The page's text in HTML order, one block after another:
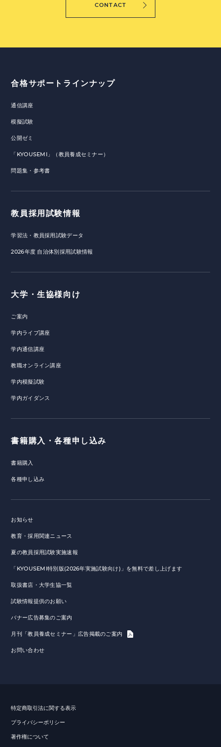
CONTACT
合格サポートラインナップ
通信講座
模擬試験
公開ゼミ
「KYOUSEMI」（教員養成セミナー）
問題集・参考書
教員採用試験情報
学習法・教員採用試験データ
2026年度 自治体別採用試験情報
大学・生協様向け
ご案内
学内ライブ講座
学内通信講座
教職オンライン講座
学内模擬試験
学内ガイダンス
書籍購入・各種申し込み
書籍購入
各種申し込み
お知らせ
教育・採用関連ニュース
夏の教員採用試験実施速報
「KYOUSEMI特別版(2026年実施試験向け)」を無料で差し上げます
取扱書店・大学生協一覧
試験情報提供のお願い
バナー広告募集のご案内
月刊「教員養成セミナー」広告掲載のご案内
お問い合わせ
特定商取引法に関する表示
プライバシーポリシー
著作権について